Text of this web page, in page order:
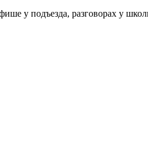
у подъезда, разговорах у